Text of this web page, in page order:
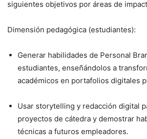
siguientes objetivos por áreas de
Dimensión pedagógica (estudiantes):
Generar habilidades de Personal
estudiantes, enseñándolos a
académicos en portafolios digitales
Usar storytelling y redacción digital
proyectos de cátedra y demostrar
técnicas a futuros empleadores.